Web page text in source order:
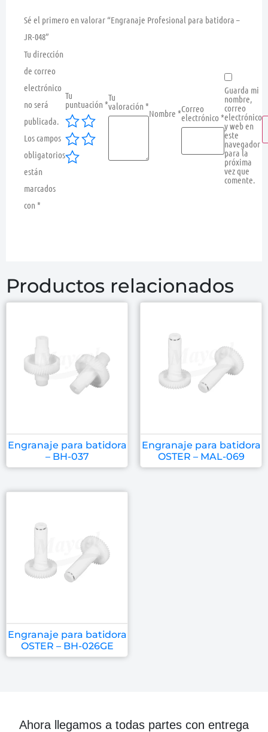
Sé el primero en valorar “Engranaje Profesional para batidora –
JR-048”
Tu dirección
de correo
electrónico
no será
publicada.
Los campos
obligatorios
están
marcados
con *
Tu
puntuación *
Tu
valoración *
Nombre *Correo
electrónico *
Guarda mi
nombre,
correo
electrónico
y web en
este
navegador
para la
próxima
vez que
comente.
Productos relacionados
Engranaje para batidora
– BH-037
Engranaje para batidora
OSTER – MAL-069
Engranaje para batidora
OSTER – BH-026GE
Ahora llegamos a todas partes con entrega